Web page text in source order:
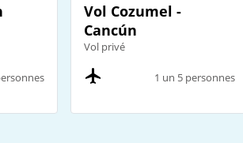
Vol Cozumel -
Cancún
Vol privé
1 un 5 personnes